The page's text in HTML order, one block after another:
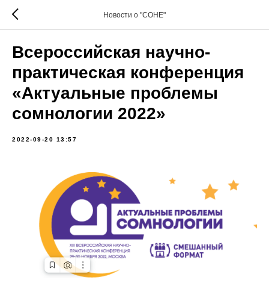
Новости о "СОНЕ"
Всероссийская научно-
практическая конференция
«Актуальные проблемы
сомнологии 2022»
2022-09-20 13:57